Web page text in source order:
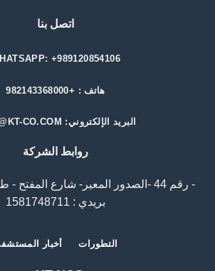
اتصل بنا
+989120854106
هاتف : +982143368000
البريد الإلكتروني: INFO@KT-CO.COM
روابط الشركة
- رقم 44 -الصدور المعیر- شارع
بريدي : 1581748711
التطورات أخبار